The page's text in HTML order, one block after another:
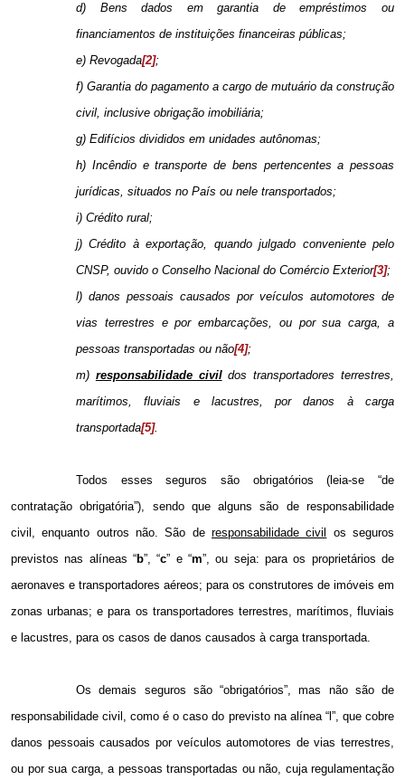
d) Bens dados em garantia de empréstimos ou
financiamentos de instituições financeiras públicas;
e) Revogada[2];
f) Garantia do pagamento a cargo de mutuário da construção
civil, inclusive obrigação imobiliária;
g) Edifícios divididos em unidades autônomas;
h) Incêndio e transporte de bens pertencentes a pessoas
jurídicas, situados no País ou nele transportados;
i) Crédito rural;
j) Crédito à exportação, quando julgado conveniente pelo
CNSP, ouvido o Conselho Nacional do Comércio Exterior[3];
l) danos pessoais causados por veículos automotores de
vias terrestres e por embarcações, ou por sua carga, a
pessoas transportadas ou não[4];
m) responsabilidade civildos transportadores terrestres,
marítimos, fluviais e lacustres, por danos à carga
transportada[5].
Todos esses seguros são obrigatórios (leia-se “de
contratação obrigatória”), sendo que alguns são de responsabilidade
civil, enquanto outros não. São de responsabilidade civil
os seguros
previstos nas alíneas “b”, “c” e “m”, ou seja: para os proprietários de
aeronaves e transportadores aéreos; para os construtores de imóveis em
zonas urbanas; e para os transportadores terrestres, marítimos, fluviais
e lacustres, para os casos de danos causados à carga transportada.
Os demais seguros são “obrigatórios”, mas não são de
responsabilidade civil, como é o caso do previsto na alínea “l”, que cobre
danos pessoais causados por veículos automotores de vias terrestres,
ou por sua carga, a pessoas transportadas ou não, cuja regulamentação